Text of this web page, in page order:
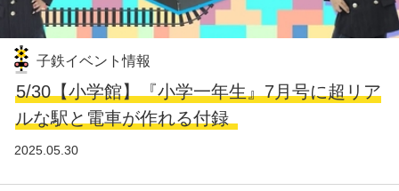
子鉄イベント情報
5/30【小学館】『小学一年生』7月号に超リア
ルな駅と電車が作れる付録
2025.05.30